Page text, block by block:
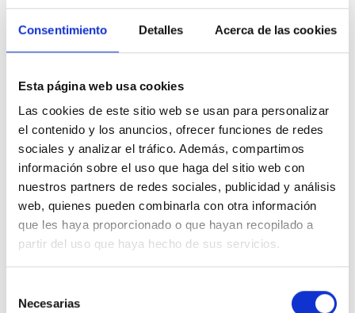
Consentimiento Detalles Acerca de las cookies
Esta página web usa cookies
Las cookies de este sitio web se usan para personalizar
el contenido y los anuncios, ofrecer funciones de redes
sociales y analizar el tráfico. Además, compartimos
información sobre el uso que haga del sitio web con
nuestros partners de redes sociales, publicidad y análisis
web, quienes pueden combinarla con otra información
que les haya proporcionado o que hayan recopilado a
partir del uso que haya hecho de sus servicios.
Necesarias
31.500€ Desde 490,36€/mes
Precio al contado: 32.500 €
Ver ficha
100% Online